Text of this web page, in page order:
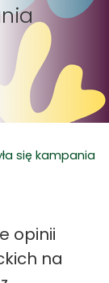
się kampania
opinii
na